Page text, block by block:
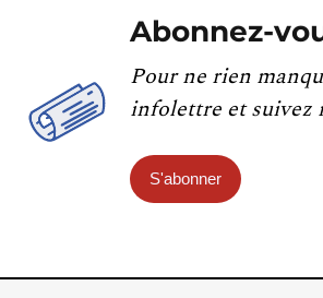
Abonnez-
Pour ne rien
infolettre et suivez
S'abonner